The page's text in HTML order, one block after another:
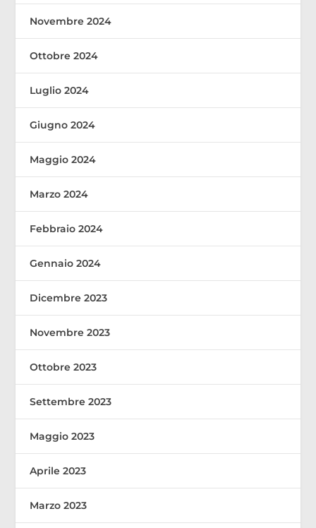
Novembre 2024
Ottobre 2024
Luglio 2024
Giugno 2024
Maggio 2024
Marzo 2024
Febbraio 2024
Gennaio 2024
Dicembre 2023
Novembre 2023
Ottobre 2023
Settembre 2023
Maggio 2023
Aprile 2023
Marzo 2023